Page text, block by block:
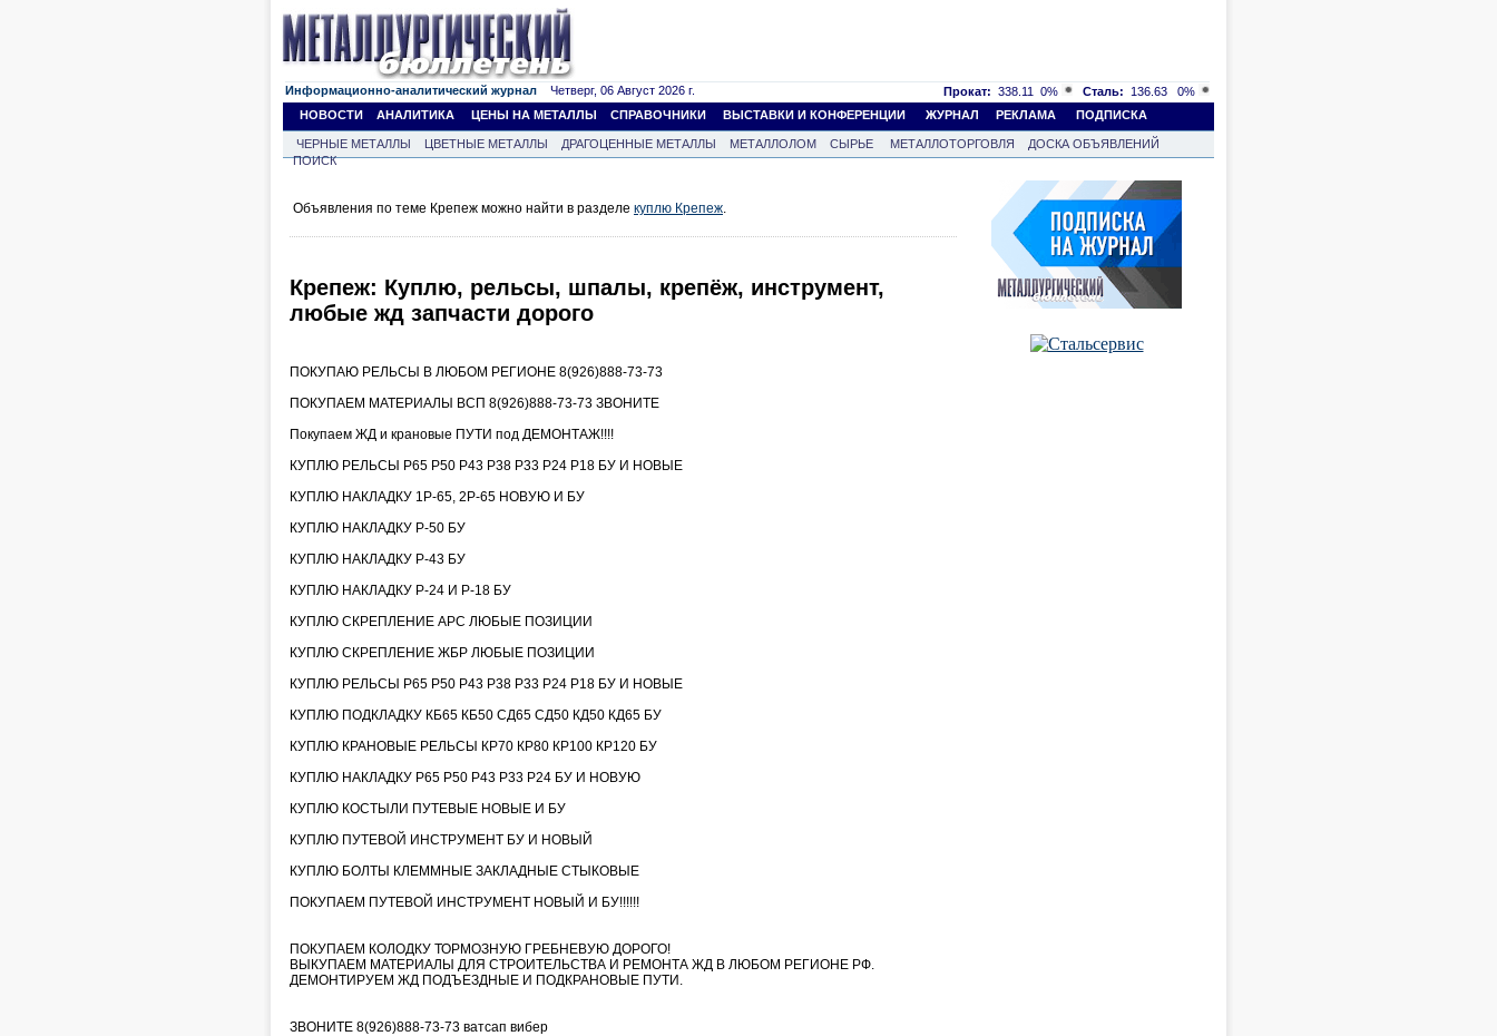
Информационно-аналитический журнал Четверг, 06 Август 2026 г. Прокат: 338.11 0% Сталь: 136.63
0%
НОВОСТИ
АНАЛИТИКА ЦЕНЫ НА МЕТАЛЛЫ СПРАВОЧНИКИ ВЫСТАВКИ И КОНФЕРЕНЦИИ ЖУРНАЛ РЕКЛАМА ПОДПИСКА
ЧЕРНЫЕ МЕТАЛЛЫ ЦВЕТНЫЕ МЕТАЛЛЫ ДРАГОЦЕННЫЕ МЕТАЛЛЫ МЕТАЛЛОЛОМ СЫРЬЕ МЕТАЛЛОТОРГОВЛЯ
ДОСКА ОБЪЯВЛЕНИЙ
ПОИСК
Объявления по теме Крепеж можно найти в разделе куплю Крепеж.
Крепеж: Куплю, рельсы, шпалы, крепёж, инструмент,
любые жд запчасти дорого
ПОКУПАЮ РЕЛЬСЫ В ЛЮБОМ РЕГИОНЕ 8(926)888-73-73
ПОКУПАЕМ МАТЕРИАЛЫ ВСП 8(926)888-73-73 ЗВОНИТЕ
Покупаем ЖД и крановые ПУТИ под ДЕМОНТАЖ!!!!
КУПЛЮ РЕЛЬСЫ Р65 Р50 Р43 Р38 Р33 Р24 Р18 БУ И НОВЫЕ
КУПЛЮ НАКЛАДКУ 1Р-65, 2Р-65 НОВУЮ И БУ
КУПЛЮ НАКЛАДКУ Р-50 БУ
КУПЛЮ НАКЛАДКУ Р-43 БУ
КУПЛЮ НАКЛАДКУ Р-24 И Р-18 БУ
КУПЛЮ СКРЕПЛЕНИЕ АРС ЛЮБЫЕ ПОЗИЦИИ
КУПЛЮ СКРЕПЛЕНИЕ ЖБР ЛЮБЫЕ ПОЗИЦИИ
КУПЛЮ РЕЛЬСЫ Р65 Р50 Р43 Р38 Р33 Р24 Р18 БУ И НОВЫЕ
КУПЛЮ ПОДКЛАДКУ КБ65 КБ50 СД65 СД50 КД50 КД65 БУ
КУПЛЮ КРАНОВЫЕ РЕЛЬСЫ КР70 КР80 КР100 КР120 БУ
КУПЛЮ НАКЛАДКУ Р65 Р50 Р43 Р33 Р24 БУ И НОВУЮ
КУПЛЮ КОСТЫЛИ ПУТЕВЫЕ НОВЫЕ И БУ
КУПЛЮ ПУТЕВОЙ ИНСТРУМЕНТ БУ И НОВЫЙ
КУПЛЮ БОЛТЫ КЛЕММНЫЕ ЗАКЛАДНЫЕ СТЫКОВЫЕ
ПОКУПАЕМ ПУТЕВОЙ ИНСТРУМЕНТ НОВЫЙ И БУ!!!!!!
ПОКУПАЕМ КОЛОДКУ ТОРМОЗНУЮ ГРЕБНЕВУЮ ДОРОГО!
ВЫКУПАЕМ МАТЕРИАЛЫ ДЛЯ СТРОИТЕЛЬСТВА И РЕМОНТА ЖД В ЛЮБОМ РЕГИОНЕ РФ.
ДЕМОНТИРУЕМ ЖД ПОДЪЕЗДНЫЕ И ПОДКРАНОВЫЕ ПУТИ.
ЗВОНИТЕ 8(926)888-73-73 ватсап вибер